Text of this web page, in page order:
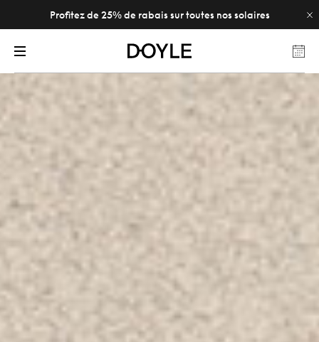
Profitez de 25% de rabais sur toutes nos solaires